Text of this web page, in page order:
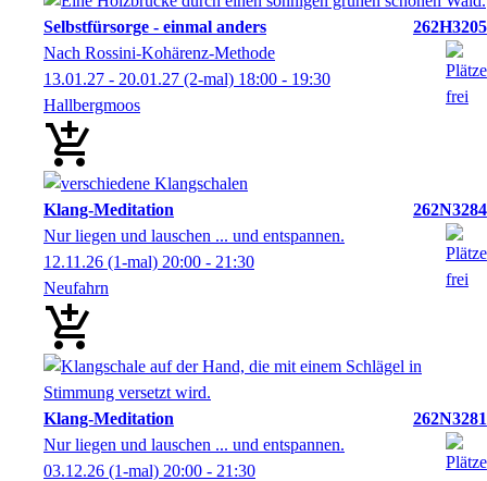
Selbstfürsorge - einmal anders
262H3205
Nach Rossini-Kohärenz-Methode
13.01.27 - 20.01.27 (2-mal) 18:00 - 19:30
Hallbergmoos
Klang-Meditation
262N3284
Nur liegen und lauschen ... und entspannen.
12.11.26 (1-mal) 20:00 - 21:30
Neufahrn
Klang-Meditation
262N3281
Nur liegen und lauschen ... und entspannen.
03.12.26 (1-mal) 20:00 - 21:30